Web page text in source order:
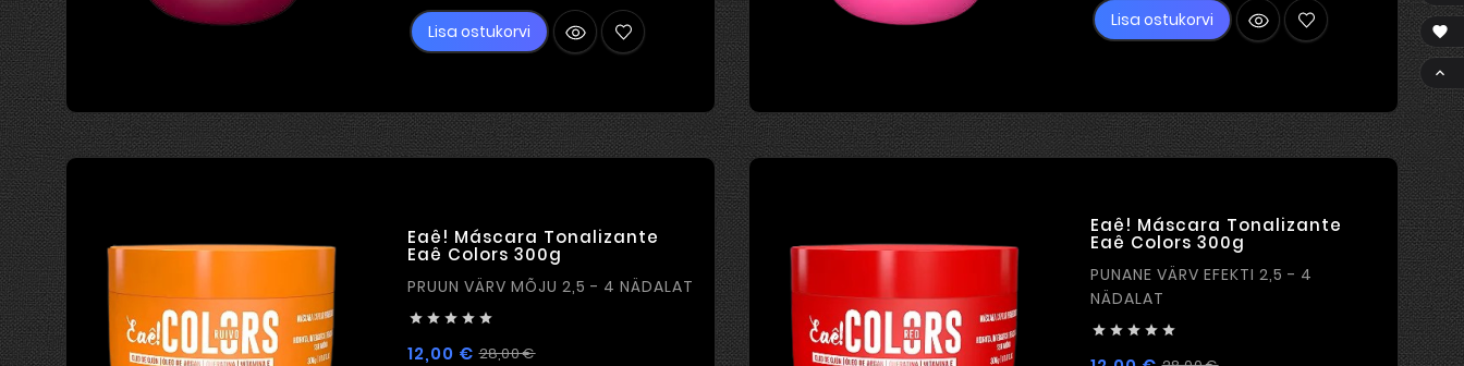
Lisa ostukorvi
Lisa ostukorvi
Eaê! Máscara Tonalizante
Eaê Colors 300g
PRUUN VÄRV MÕJU 2,5 - 4 NÄDALAT
    
12,00 € 28,00 €
Eaê! Máscara Tonalizante
Eaê Colors 300g
PUNANE VÄRV EFEKTI 2,5 - 4
NÄDALAT
    

